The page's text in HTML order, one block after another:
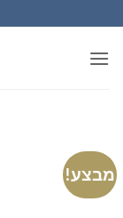
to
content
מבצע!